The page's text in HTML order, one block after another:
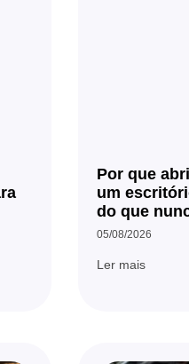
Por que
um
do que
05/08/2026
Ler mais